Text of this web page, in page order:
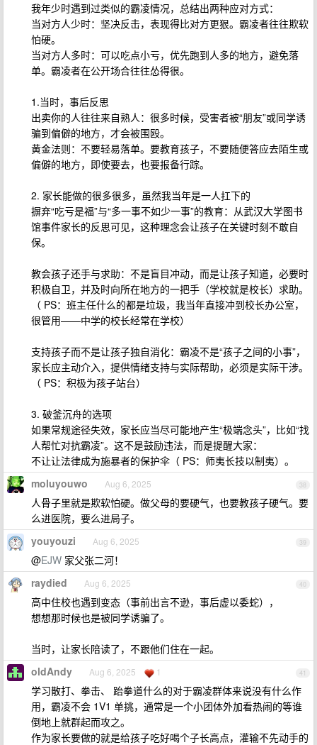
我年少时遇到过类似的霸凌情况，总结出两种应对方式：
当对方人少时：坚决反击，表现得比对方更狠。霸凌者往往欺软
怕硬。
当对方人多时：可以吃点小亏，优先跑到人多的地方，避免落
单。霸凌者在公开场合往往怂得很。
1.当时，事后反思
出卖你的人往往来自熟人：很多时候，受害者被“朋友”或同学诱
骗到偏僻的地方，才会被围殴。
黄金法则：不要轻易落单。要教育孩子，不要随便答应去陌生或
偏僻的地方，即使要去，也要报备行踪。
2. 家长能做的很多很多，虽然我当年是一人扛下的
摒弃“吃亏是福”与“多一事不如少一事”的教育：从武汉大学图书
馆事件家长的反思可见，这种理念会让孩子在关键时刻不敢自
保。
教会孩子还手与求助：不是盲目冲动，而是让孩子知道，必要时
积极自卫，并及时向所在地方的一把手（学校就是校长）求助。
（ PS：班主任什么的都是垃圾，我当年直接冲到校长办公室，
很管用——中学的校长经常在学校）
支持孩子而不是让孩子独自消化：霸凌不是“孩子之间的小事”，
家长应主动介入，提供情绪支持与实际帮助，必须是实际干涉。
（ PS：积极为孩子站台）
3. 破釜沉舟的选项
如果常规途径失效，家长应当尽可能地产生“极端念头”，比如“找
人帮忙对抗霸凌”。这不是鼓励违法，而是提醒大家：
不让让法律成为施暴者的保护伞（ PS：师夷长技以制夷）。
38
moluyouwo Aug 6, 2025
人骨子里就是欺软怕硬。做父母的要硬气，也要教孩子硬气。要
么进医院，要么进局子。
39
youyouzi Aug 6, 2025
@EJW 家父张二河！
40
raydied Aug 6, 2025
高中住校也遇到变态（事前出言不逊，事后虚以委蛇），
想想那时候也是被同学诱骗了。
当时，让家长陪读了，不跟他们住在一起。
41
oldAndy Aug 6, 2025 1
学习散打、拳击、 跆拳道什么的对于霸凌群体来说没有什么作
用，霸凌不会 1V1 单挑，通常是一个小团体外加看热闹的等谁
倒地上就群起而攻之。
作为家长要做的就是给孩子吃好喝个子长高点，灌输不先动手的